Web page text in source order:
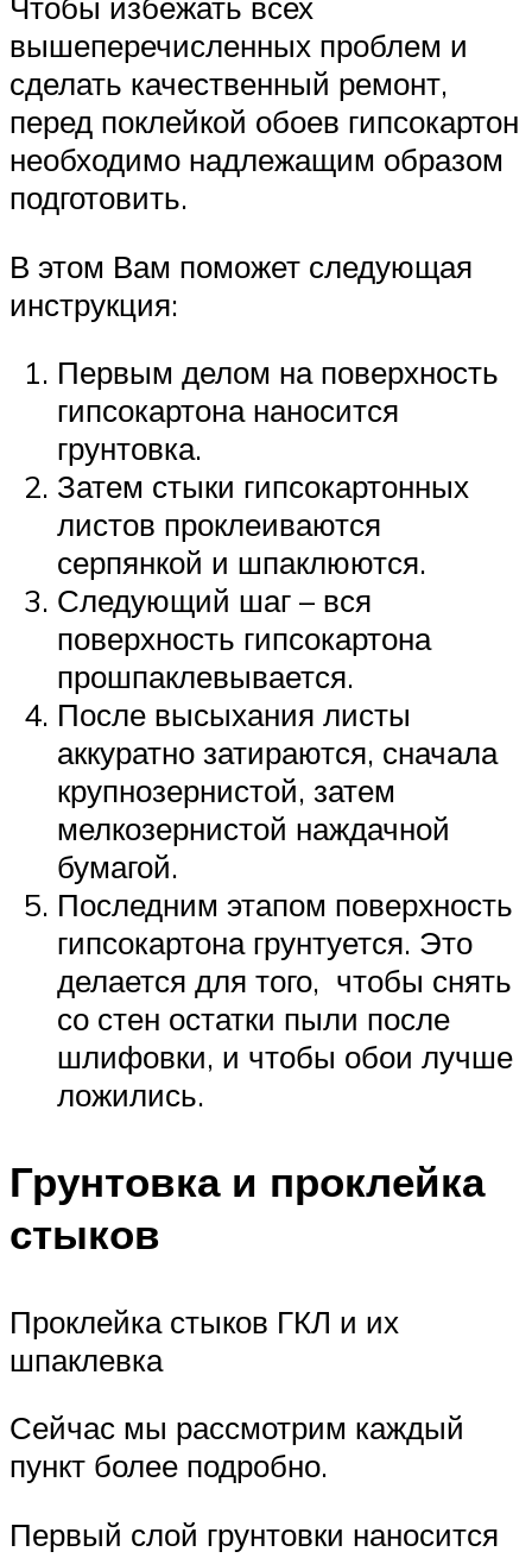
вышеперечисленных проблем и
сделать качественный ремонт,
перед поклейкой обоев гипсокартон
необходимо надлежащим образом
подготовить.
В этом Вам поможет следующая
инструкция:
Первым делом на поверхность
гипсокартона наносится
грунтовка.
Затем стыки гипсокартонных
листов проклеиваются
серпянкой и шпаклюются.
Следующий шаг – вся
поверхность гипсокартона
прошпаклевывается.
После высыхания листы
аккуратно затираются, сначала
крупнозернистой, затем
мелкозернистой наждачной
бумагой.
Последним этапом поверхность
гипсокартона грунтуется. Это
делается для того, чтобы снять
со стен остатки пыли после
шлифовки, и чтобы обои лучше
ложились.
Грунтовка и проклейка
стыков
Проклейка стыков ГКЛ и их
шпаклевка
Сейчас мы рассмотрим каждый
пункт более подробно.
Первый слой грунтовки наносится